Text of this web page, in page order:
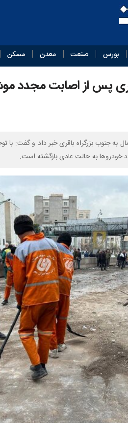
بورس صنعت معدن مسکن
پس از اصابت مجدد
مسیر شمال به جنوب بزرگراه باقری خبر داد و
خودروها به حالت عادی بازگشته است.